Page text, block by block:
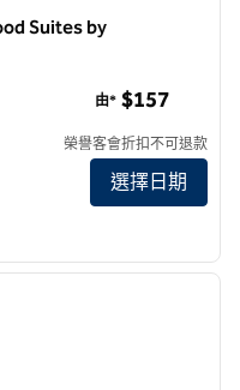
Suites by
Suites by Hilton酒店詳情
由* $157
榮譽客會折扣不可退款
選擇日期
下一